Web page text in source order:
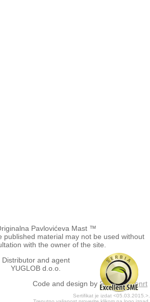
Pavlovićeva Mast ™
published material may not be used without
with the owner of the site.
Distributor and agent
YUGLOB d.o.o.
Code and design by StudioPresenrt
Sertifikat je izdat <05.03.2015.>.